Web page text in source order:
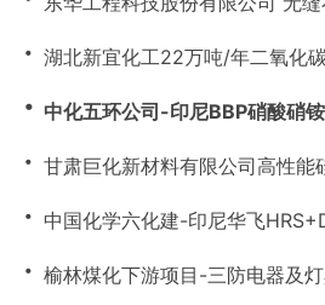
・ 湖北新宜化工22万吨/年二氧化
・ 中化五环公司-印尼BBP硝酸硝
・ 甘肃巨化新材料有限公司高性能
・ 中国化学六化建-印尼华飞
・ 榆林煤化下游项目-三防电器及